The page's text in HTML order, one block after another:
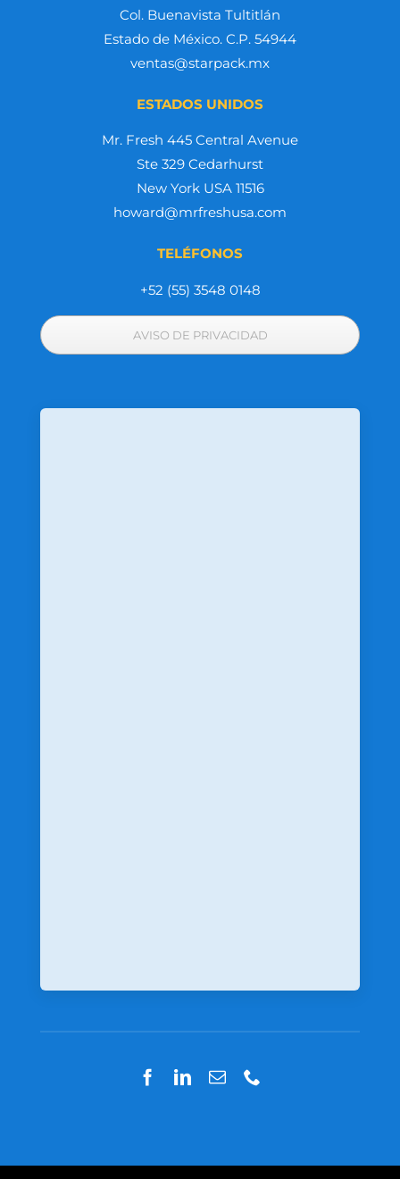
Col. Buenavista Tultitlán
Estado de México. C.P. 54944
ventas@starpack.mx
ESTADOS UNIDOS
Mr. Fresh 445 Central Avenue
Ste 329 Cedarhurst
New York USA 11516
howard@mrfreshusa.com
TELÉFONOS
+52 (55) 3548 0148
AVISO DE PRIVACIDAD